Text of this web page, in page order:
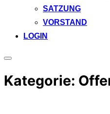
SATZUNG
VORSTAND
LOGIN
Seitenleiste
Navigation
umschalten
Kategorie: